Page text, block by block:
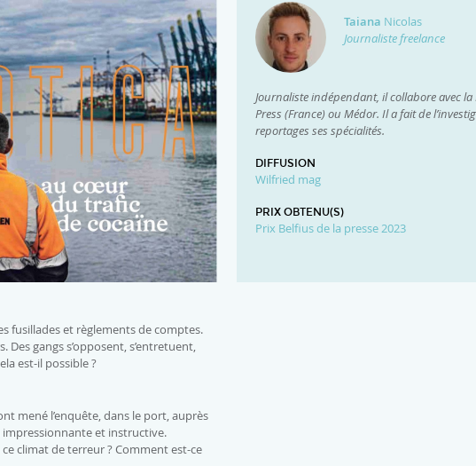
Taiana Nicolas
Journaliste freelance
Journaliste indépendant, il collabore avec la
Press (France) ou Médor. Il a fait de
reportages ses spécialités.
DIFFUSION
Wilfried mag
PRIX OBTENU(S)
Prix Belfius de la presse 2023
fusillades et règlements de comptes.
Des gangs s’opposent, s’entretuent,
est-il possible ?
mené l’enquête, dans le port, auprès
impressionnante et instructive.
climat de terreur ? Comment est-ce